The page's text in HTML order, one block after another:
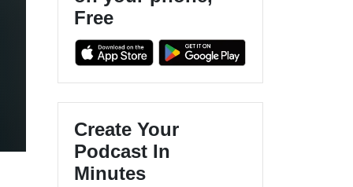
Free
Create Your
Podcast In
Minutes